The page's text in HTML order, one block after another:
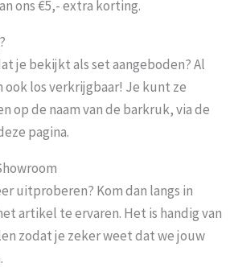
ons €5,- extra korting.
je bekijkt als set aangeboden? Al
los verkrijgbaar! Je kunt ze
op de naam van de barkruk, via de
pagina.
uitproberen? Kom dan langs in
artikel te ervaren. Het is handig van
zodat je zeker weet dat we jouw